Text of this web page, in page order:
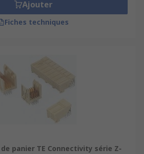
Ajouter
Fiches techniques
panier TE Connectivity série Z-